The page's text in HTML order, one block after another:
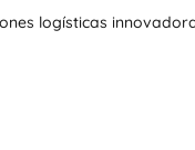
logísticas